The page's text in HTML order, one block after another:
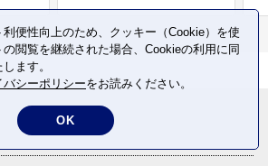
便性向上のため、クッキー（Cookie）を使
閲覧を継続された場合、Cookieの利用に同
ます。
バシーポリシーをお読みください。
OK